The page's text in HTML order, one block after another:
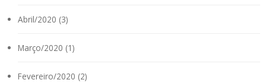
Abril/2020 (3)
Março/2020 (1)
Fevereiro/2020 (2)